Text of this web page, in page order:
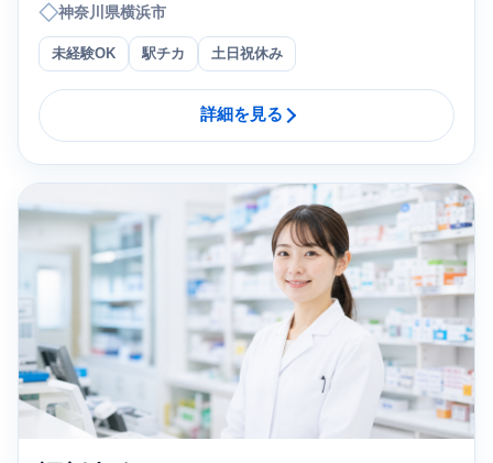
◇神奈川県横浜市
未経験OK 駅チカ 土日祝休み
詳細を見る